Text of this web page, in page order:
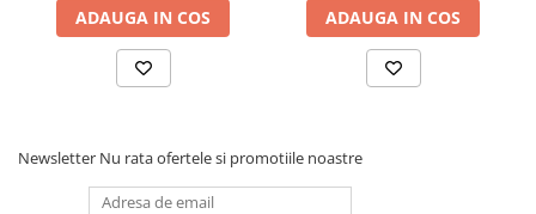
Instrumente de găurit
Tarozi si filiere
Accesorii utilaje
Accesorii pentru ferastraie
mecanice cu banda si disc
Accesorii pentru masini de ascutit
ADAUGA IN COS ADAUGA IN COS
Newsletter Nu rata ofertele si promotiile noastre